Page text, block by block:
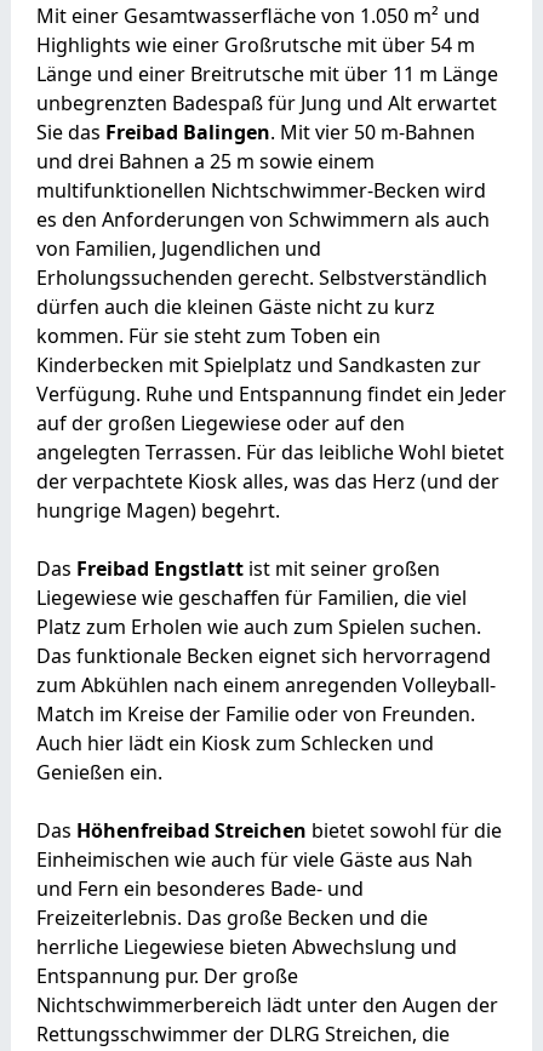
Mit einer Gesamtwasserfläche von 1.050 m² und
Highlights wie einer Großrutsche mit über 54 m
Länge und einer Breitrutsche mit über 11 m Länge
unbegrenzten Badespaß für Jung und Alt erwartet
Sie das Freibad Balingen. Mit vier 50 m-Bahnen
und drei Bahnen a 25 m sowie einem
multifunktionellen Nichtschwimmer-Becken wird
es den Anforderungen von Schwimmern als auch
von Familien, Jugendlichen und
Erholungssuchenden gerecht. Selbstverständlich
dürfen auch die kleinen Gäste nicht zu kurz
kommen. Für sie steht zum Toben ein
Kinderbecken mit Spielplatz und Sandkasten zur
Verfügung. Ruhe und Entspannung findet ein Jeder
auf der großen Liegewiese oder auf den
angelegten Terrassen. Für das leibliche Wohl bietet
der verpachtete Kiosk alles, was das Herz (und der
hungrige Magen) begehrt.
Das Freibad Engstlattist mit seiner großen
Liegewiese wie geschaffen für Familien, die viel
Platz zum Erholen wie auch zum Spielen suchen.
Das funktionale Becken eignet sich hervorragend
zum Abkühlen nach einem anregenden Volleyball-
Match im Kreise der Familie oder von Freunden.
Auch hier lädt ein Kiosk zum Schlecken und
Genießen ein.
Das Höhenfreibad Streichen bietet sowohl für die
Einheimischen wie auch für viele Gäste aus Nah
und Fern ein besonderes Bade- und
Freizeiterlebnis. Das große Becken und die
herrliche Liegewiese bieten Abwechslung und
Entspannung pur. Der große
Nichtschwimmerbereich lädt unter den Augen der
Rettungsschwimmer der DLRG Streichen, die